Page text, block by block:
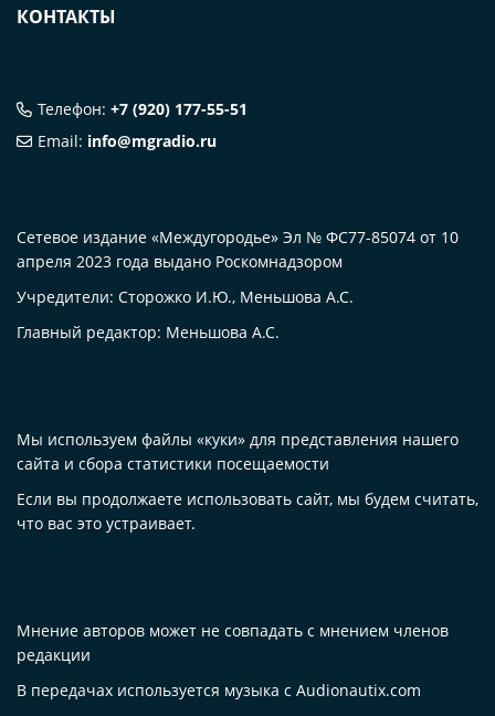
КОНТАКТЫ
Телефон: +7 (920) 177-55-51
Email: info@mgradio.ru
Сетевое издание «Междугородье» Эл № ФС77-85074 от 10
апреля 2023 года выдано Роскомнадзором
Учредители: Сторожко И.Ю., Меньшова А.С.
Главный редактор: Меньшова А.С.
Мы используем файлы «куки» для представления нашего
сайта и сбора статистики посещаемости
Если вы продолжаете использовать сайт, мы будем считать,
что вас это устраивает.
Мнение авторов может не совпадать с мнением членов
редакции
В передачах используется музыка с Audionautix.com